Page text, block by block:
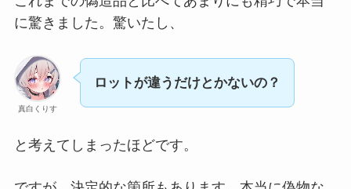
に驚きました。驚いたし、
真白くりす
ロットが違うだけとかないの？
と考えてしまったほどです。